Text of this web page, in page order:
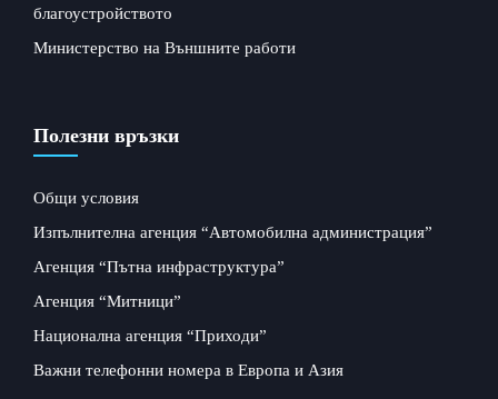
благоустройството
Министерство на Външните работи
Полезни връзки
Общи условия
Изпълнителна агенция “Автомобилна администрация”
Агенция “Пътна инфраструктура”
Агенция “Митници”
Национална агенция “Приходи”
Важни телефонни номера в Европа и Азия